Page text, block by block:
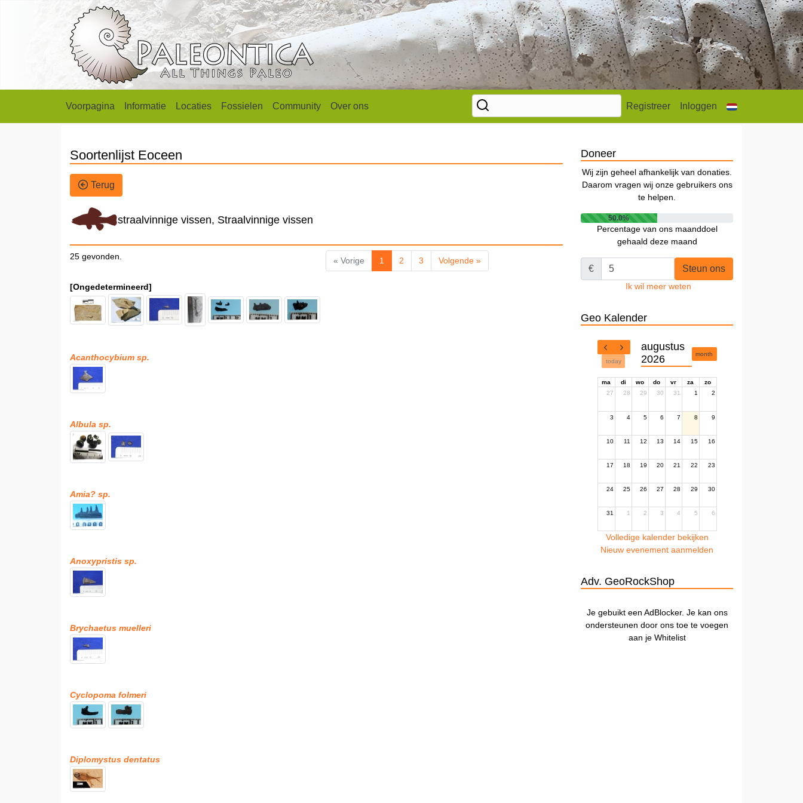
Voorpagina Informatie Locaties Fossielen Community Over ons Registreer Inloggen
Soortenlijst Eoceen
Terug
straalvinnige vissen, Straalvinnige vissen
25 gevonden. « Vorige 1 2 3 Volgende »
[Ongedetermineerd]
Acanthocybium sp.
Albula sp.
Amia? sp.
Anoxypristis sp.
Brychaetus muelleri
Cyclopoma folmeri
Diplomystus dentatus
Doneer
Wij zijn geheel afhankelijk van donaties.
Daarom vragen wij onze gebruikers ons
te helpen.
50.0%
Percentage van ons maanddoel
gehaald deze maand
€ Steun ons
Ik wil meer weten
Geo Kalender
today
augustus
2026
month
ma di wo do vr za
zo
27
28 29 30 31 1 2
3 4 5 6 7 8 9
10 11 12 13 14 15 16
17 18 19 20 21 22 23
24 25 26 27 28 29 30
31 1 2 3 4 5 6
Volledige kalender bekijken
Nieuw evenement aanmelden
Adv. GeoRockShop
Je gebuikt een AdBlocker. Je kan ons
ondersteunen door ons toe te voegen
aan je Whitelist